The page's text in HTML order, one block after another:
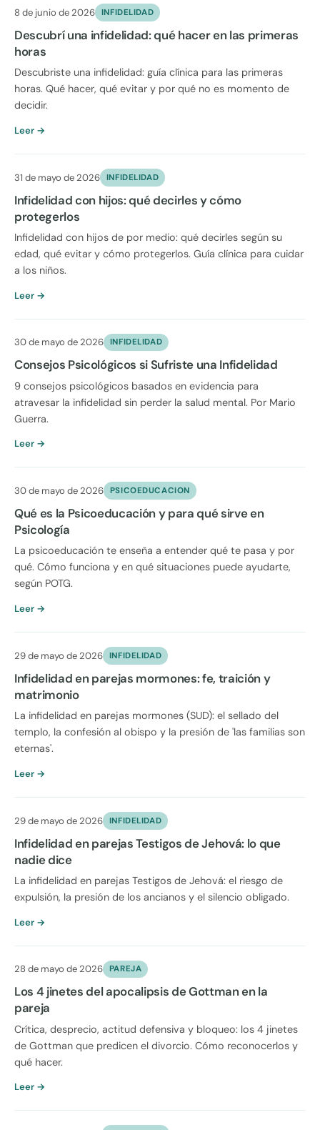
8 de junio de 2026 INFIDELIDAD
Descubrí una infidelidad: qué hacer en las primeras
horas
Descubriste una infidelidad: guía clínica para las primeras
horas. Qué hacer, qué evitar y por qué no es momento de
decidir.
Leer →
31 de mayo de 2026 INFIDELIDAD
Infidelidad con hijos: qué decirles y cómo
protegerlos
Infidelidad con hijos de por medio: qué decirles según su
edad, qué evitar y cómo protegerlos. Guía clínica para cuidar
a los niños.
Leer →
30 de mayo de 2026 INFIDELIDAD
Consejos Psicológicos si Sufriste una Infidelidad
9 consejos psicológicos basados en evidencia para
atravesar la infidelidad sin perder la salud mental. Por Mario
Guerra.
Leer →
30 de mayo de 2026 PSICOEDUCACION
Qué es la Psicoeducación y para qué sirve en
Psicología
La psicoeducación te enseña a entender qué te pasa y por
qué. Cómo funciona y en qué situaciones puede ayudarte,
según POTG.
Leer →
29 de mayo de 2026 INFIDELIDAD
Infidelidad en parejas mormones: fe, traición y
matrimonio
La infidelidad en parejas mormones (SUD): el sellado del
templo, la confesión al obispo y la presión de 'las familias son
eternas'.
Leer →
29 de mayo de 2026 INFIDELIDAD
Infidelidad en parejas Testigos de Jehová: lo que
nadie dice
La infidelidad en parejas Testigos de Jehová: el riesgo de
expulsión, la presión de los ancianos y el silencio obligado.
Leer →
28 de mayo de 2026 PAREJA
Los 4 jinetes del apocalipsis de Gottman en la
pareja
Crítica, desprecio, actitud defensiva y bloqueo: los 4 jinetes
de Gottman que predicen el divorcio. Cómo reconocerlos y
qué hacer.
Leer →